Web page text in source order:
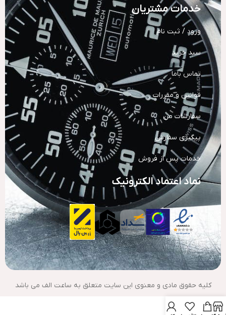
خدمات مشتریان
ورود / ثبت نام
سبد خرید
تماس باما
قوانین و مقررات
سفارشات من
پیگیری سفارش
خدمات پس از فروش
نماد اعتماد الکترونیک
کلیه حقوق مادی و معنوی این سایت متعلق به ساعت الف می باشد